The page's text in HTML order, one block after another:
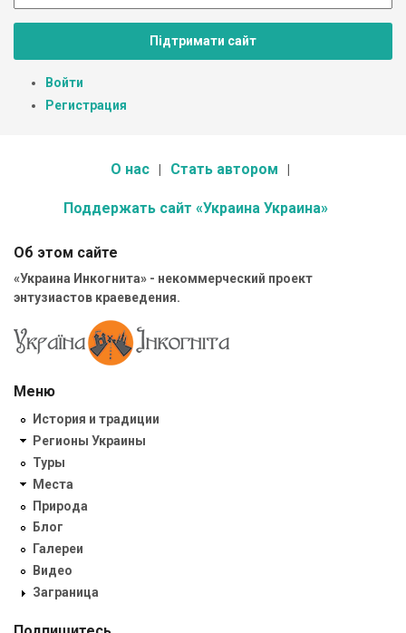
Підтримати сайт
Войти
Регистрация
О нас Стать автором
Поддержать сайт «Украина Украина»
Об этом сайте
«Украина Инкогнита» - некоммерческий проект
энтузиастов краеведения.
Меню
История и традиции
Регионы Украины
Туры
Места
Природа
Блог
Галереи
Видео
Заграница